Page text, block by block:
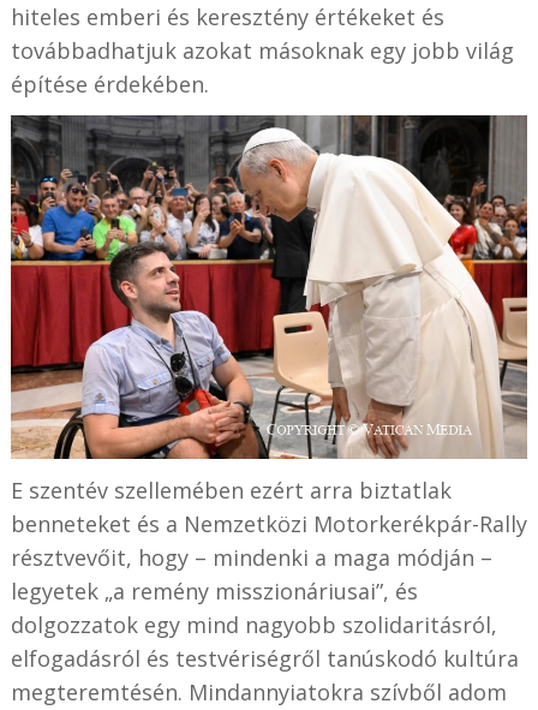
hiteles emberi és keresztény értékeket és
továbbadhatjuk azokat másoknak egy jobb világ
építése érdekében.
E szentév szellemében ezért arra biztatlak
benneteket és a Nemzetközi Motorkerékpár-Rally
résztvevőit, hogy – mindenki a maga módján –
legyetek „a remény misszionáriusai”, és
dolgozzatok egy mind nagyobb szolidaritásról,
elfogadásról és testvériségről tanúskodó kultúra
megteremtésén. Mindannyiatokra szívből adom